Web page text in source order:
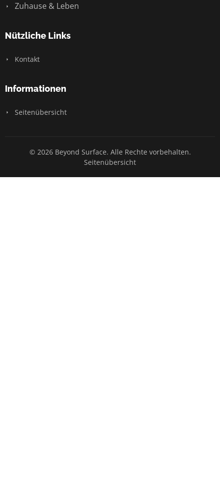
Zuhause & Leben
Nützliche Links
Kontakt
Informationen
Seitenübersicht
© 2026 Beyond Surface. Alle Rechte vorbehalten.
Seitenübersicht